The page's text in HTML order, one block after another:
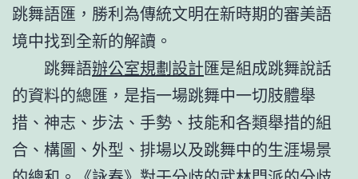
跳舞語匯，勝利為傳統文明在新時期的審美語
境中找到全新的解讀。
跳舞語辦公室規劃設計匯是組成跳舞說話
的資料的總匯，是指一場跳舞中一切肢體舉
措、神志、步法、手勢、技能和各類舉措的組
合、構圖、外型、排場以及跳舞中的生涯場景